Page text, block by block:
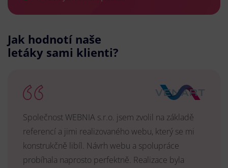
Jak hodnotí naše
letáky sami klienti?
Společnost WEBNIA s.r.o. jsem zvolil na základě
referencí a jimi realizovaného webu, který se mi
konstrukčně libíl. Návrh webu a spolupráce
probíhala naprosto perfektně. Realizace byla